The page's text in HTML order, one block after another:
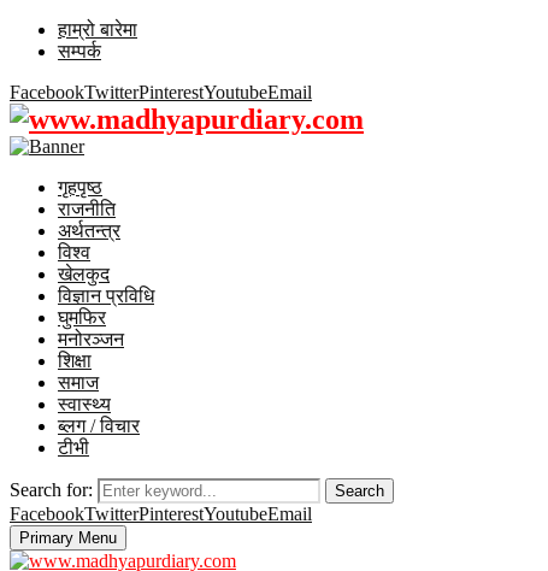
हाम्रो बारेमा
सम्पर्क
FacebookTwitterPinterestYoutubeEmail
गृहपृष्ठ
राजनीति
अर्थतन्त्र
विश्व
खेलकुद
विज्ञान प्रविधि
घुमफिर
मनोरञ्जन
शिक्षा
समाज
स्वास्थ्य
ब्लग / विचार
टीभी
Search for: Search
FacebookTwitterPinterestYoutubeEmail
Primary Menu